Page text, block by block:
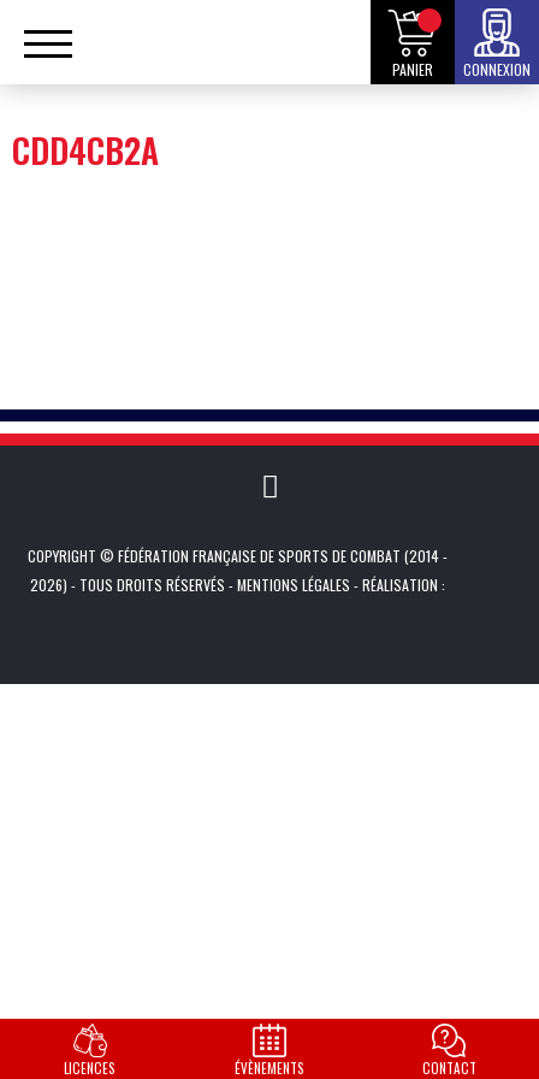
PANIER CONNEXION
CDD4CB2A
COPYRIGHT © FÉDÉRATION FRANÇAISE DE SPORTS DE COMBAT (2014 -
2026) - TOUS DROITS RÉSERVÉS -MENTIONS LÉGALES - RÉALISATION :
LICENCES ÉVÈNEMENTS CONTACT